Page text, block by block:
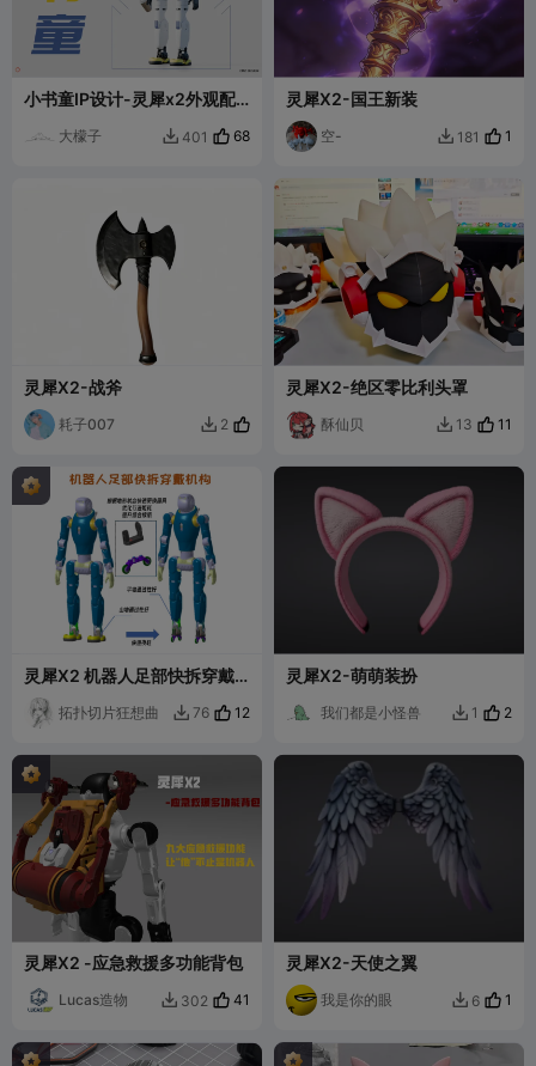
小书童IP设计-灵犀x2外观配
大檬子  401 68
灵犀X2-国王新装
空-  181 1
灵犀X2-战斧
耗子007  2
灵犀X2-绝区零比利头罩
酥仙贝  13 11
灵犀X2 机器人足部快拆穿戴
机构
拓扑切片狂想曲  76 12
灵犀X2-萌萌装扮
我们都是小怪兽  1 2
灵犀X2 -应急救援多功能背包
Lucas造物  302 41
灵犀X2-天使之翼
我是你的眼  6 1